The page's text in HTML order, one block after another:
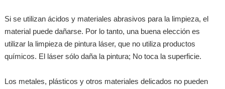
Si se utilizan ácidos y materiales abrasivos para la limpieza, el
material puede dañarse. Por lo tanto, una buena elección es
utilizar la limpieza de pintura láser, que no utiliza productos
químicos. El láser sólo daña la pintura; No toca la superficie.
Los metales, plásticos y otros materiales delicados no pueden